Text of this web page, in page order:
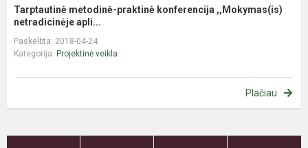
Tarptautinė metodinė-praktinė konferencija ,,Mokymas(is)
netradicinėje apli...
Paskelbta: 2018-04-24
Kategorija: Projektinė veikla
Plačiau